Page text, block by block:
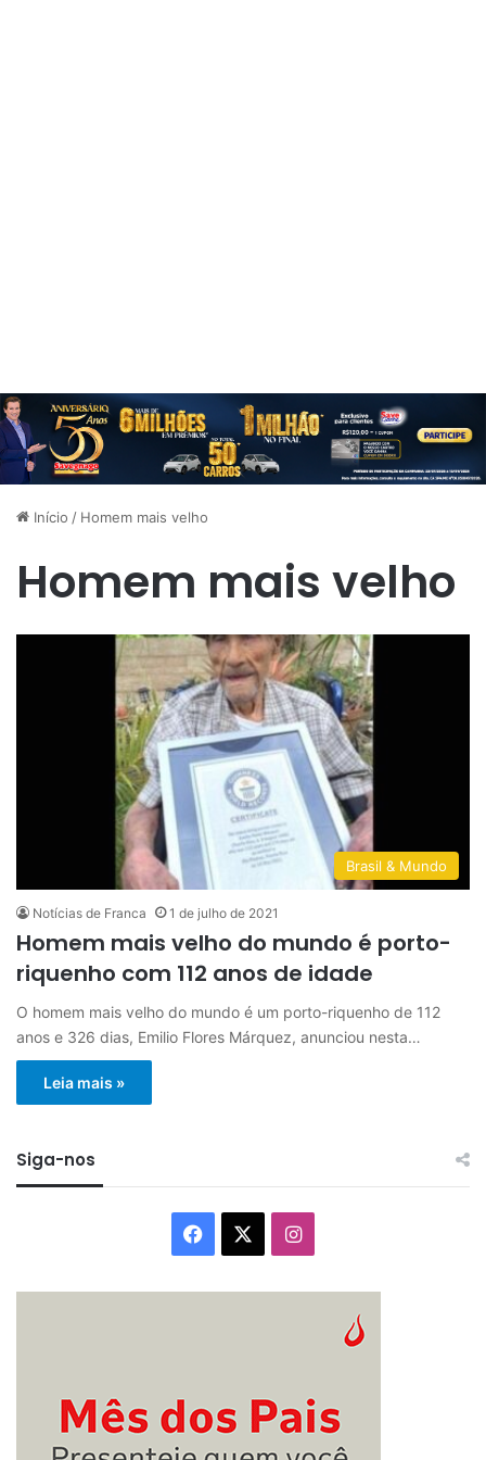
Início / Homem mais velho
Homem mais velho
Brasil & Mundo
Notícias de Franca 1 de julho de 2021
Homem mais velho do mundo é porto-
riquenho com 112 anos de idade
O homem mais velho do mundo é um porto-riquenho de 112
anos e 326 dias, Emilio Flores Márquez, anunciou nesta…
Leia mais »
Siga-nos
Facebook Instagram